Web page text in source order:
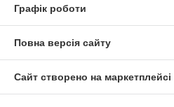
Графік роботи
Повна версія сайту
Сайт створено на маркетплейсі